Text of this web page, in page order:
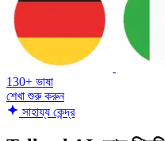
130+ ভাষা
শেখা শুরু করুন
সাহায্য কেন্দ্র